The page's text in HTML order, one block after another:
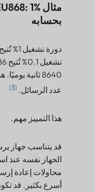
بحسابه
8640 ثانية
عدد الرسائل. (3)
هذا التمييز مهم.
محاولات إعادة
أسرع بكثير. قد